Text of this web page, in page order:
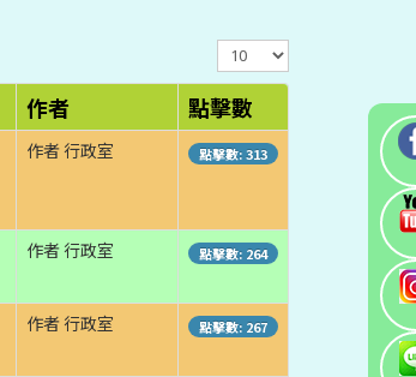
顯
示
數
目
作者
點擊數
作者 行政室 點擊數: 313
作者 行政室 點擊數: 264
作者 行政室 點擊數: 267